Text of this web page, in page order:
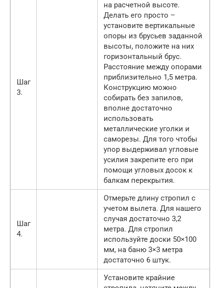
Шаг
3.
на расчетной высоте.
Делать его просто –
установите вертикальные
опоры из брусьев заданной
высоты, положите на них
горизонтальный брус.
Расстояние между опорами
приблизительно 1,5 метра.
Конструкцию можно
собирать без запилов,
вполне достаточно
использовать
металлические уголки и
саморезы. Для того чтобы
упор выдерживал угловые
усилия закрепите его при
помощи угловых досок к
балкам перекрытия.
Шаг
4.
Отмерьте длину стропил с
учетом вылета. Для нашего
случая достаточно 3,2
метра. Для стропил
используйте доски 50×100
мм, на баню 3×3 метра
достаточно 6 штук.
Установите крайние